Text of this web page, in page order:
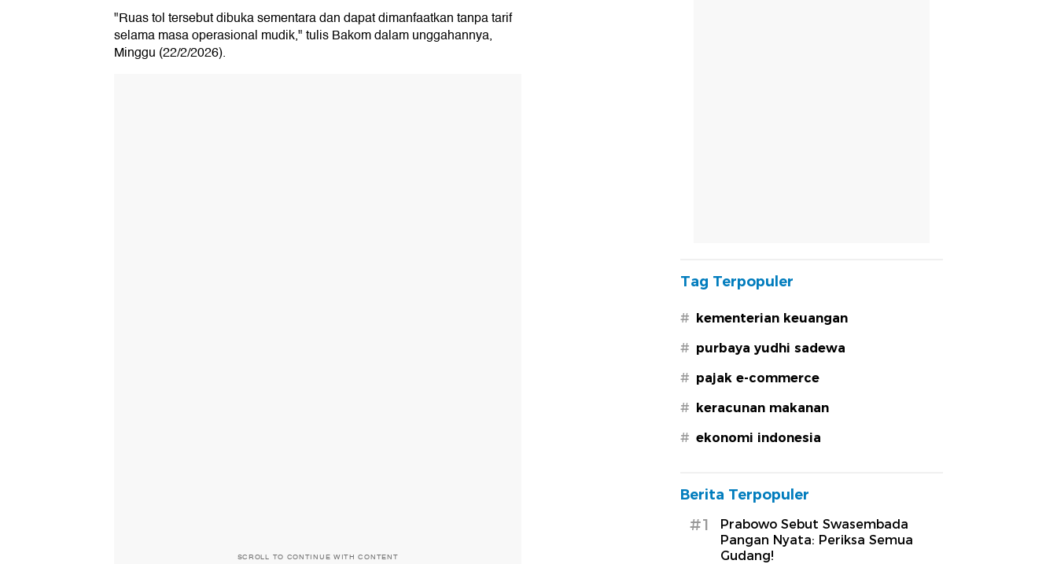
"Ruas tol tersebut dibuka sementara dan dapat dimanfaatkan tanpa tarif
selama masa operasional mudik," tulis Bakom dalam unggahannya,
Minggu (22/2/2026).
SCROLL TO CONTINUE WITH CONTENT
Tag Terpopuler
# kementerian keuangan
# purbaya yudhi sadewa
# pajak e-commerce
# keracunan makanan
# ekonomi indonesia
Berita Terpopuler
#1
Prabowo Sebut Swasembada
Pangan Nyata: Periksa Semua
Gudang!